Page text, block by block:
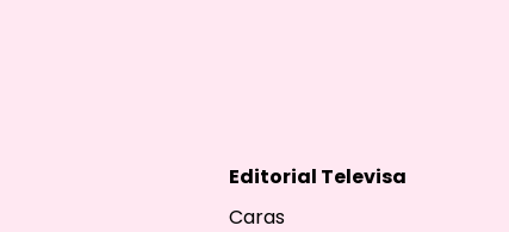
Editorial Televisa
Caras